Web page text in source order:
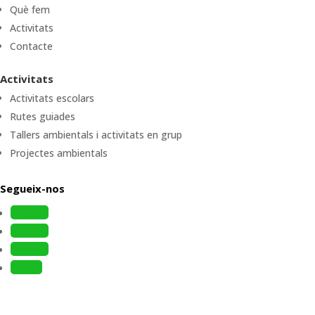
Què fem
Activitats
Contacte
Activitats
Activitats escolars
Rutes guiades
Tallers ambientals i activitats en grup
Projectes ambientals
Segueix-nos
Follow
Follow
Follow
Follow